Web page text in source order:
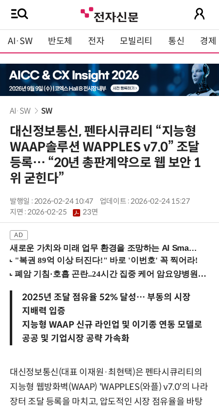
AI·SW 반도체 전자 모빌리티 통신 경제
AI·SW SW
대신정보통신, 펜타시큐리티 “지능형
WAAP솔루션 WAPPLES v7.0” 조달
등록… “20년 총판계약으로 웹 보안 1
위 굳힌다”
발행일 : 2026-02-24 10:47
업데이트 : 2026-02-24 15:27
지면 :2026-02-25 23면
새로운 가치와 미래 업무 환경을 조망하는 AI Smart Work Summit 2026 (9/11 코엑스)
2025년 조달 점유율 52% 달성… 부동의 시장
지배력 입증
지능형 WAAP 신규 라인업 및 이기종 연동 모델로
공공 및 기업시장 공략 가속화
대신정보통신(대표 이재원·최현택)은 펜타시큐리티의
지능형 웹방화벽(WAAP) 'WAPPLES(와플) v7.0'의 나라
장터 조달 등록을 마치고, 압도적인 시장 점유율을 바탕